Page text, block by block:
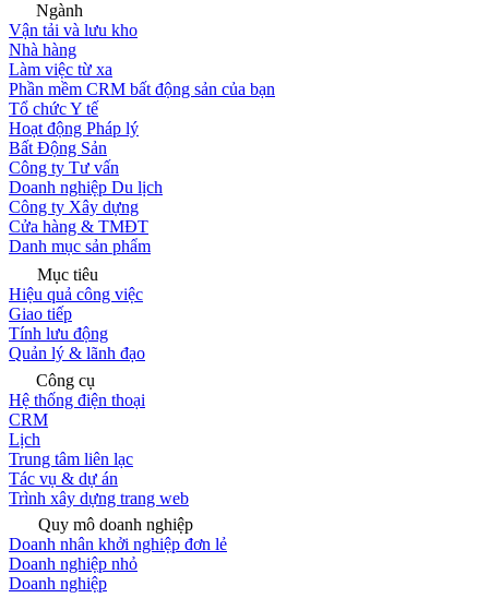
Ngành
Vận tải và lưu kho
Nhà hàng
Làm việc từ xa
Phần mềm CRM bất động sản của bạn
Tổ chức Y tế
Hoạt động Pháp lý
Bất Động Sản
Công ty Tư vấn
Doanh nghiệp Du lịch
Công ty Xây dựng
Cửa hàng & TMĐT
Danh mục sản phẩm
Mục tiêu
Hiệu quả công việc
Giao tiếp
Tính lưu động
Quản lý & lãnh đạo
Công cụ
Hệ thống điện thoại
CRM
Lịch
Trung tâm liên lạc
Tác vụ & dự án
Trình xây dựng trang web
Quy mô doanh nghiệp
Doanh nhân khởi nghiệp đơn lẻ
Doanh nghiệp nhỏ
Doanh nghiệp